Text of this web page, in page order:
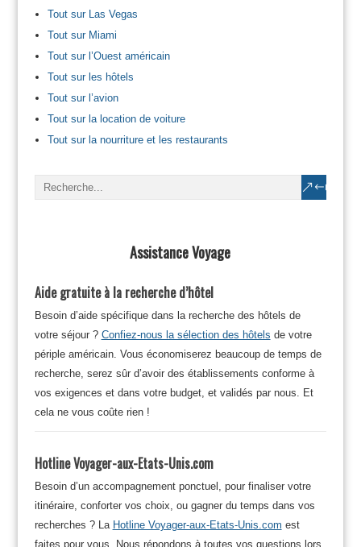
Tout sur Las Vegas
Tout sur Miami
Tout sur l’Ouest américain
Tout sur les hôtels
Tout sur l’avion
Tout sur la location de voiture
Tout sur la nourriture et les restaurants
Assistance Voyage
Aide gratuite à la recherche d’hôtel
Besoin d’aide spécifique dans la recherche des hôtels de
votre séjour ? Confiez-nous la sélection des hôtels de votre
périple américain. Vous économiserez beaucoup de temps de
recherche, serez sûr d’avoir des établissements conforme à
vos exigences et dans votre budget, et validés par nous. Et
cela ne vous coûte rien !
Hotline Voyager-aux-Etats-Unis.com
Besoin d’un accompagnement ponctuel, pour finaliser votre
itinéraire, conforter vos choix, ou gagner du temps dans vos
recherches ? La Hotline Voyager-aux-Etats-Unis.com est
faites pour vous. Nous répondons à toutes vos questions lors